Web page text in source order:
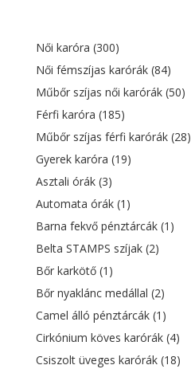
Női karóra (300)
Női fémszíjas karórák (84)
Műbőr szíjas női karórák (50)
Férfi karóra (185)
Műbőr szíjas férfi karórák (28)
Gyerek karóra (19)
Asztali órák (3)
Automata órák (1)
Barna fekvő pénztárcák (1)
Belta STAMPS szíjak (2)
Bőr karkötő (1)
Bőr nyaklánc medállal (2)
Camel álló pénztárcák (1)
Cirkónium köves karórák (4)
Csiszolt üveges karórák (18)